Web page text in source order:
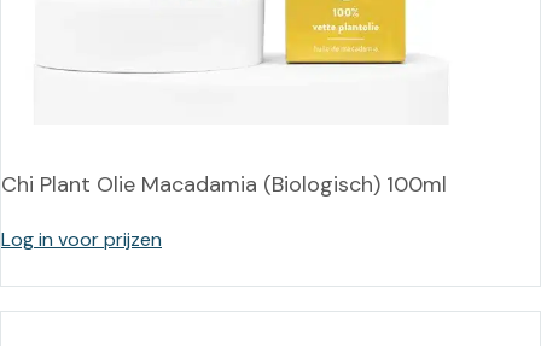
Chi Plant Olie Macadamia (Biologisch) 100ml
Log in voor prijzen